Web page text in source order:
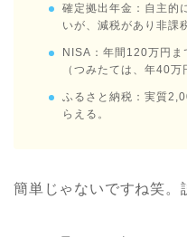
確定拠出年金：自主的
いが、減税があり非課
NISA：年間120万円ま
（つみたては、年40万
ふるさと納税：実質
らえる。
簡単じゃないですね笑